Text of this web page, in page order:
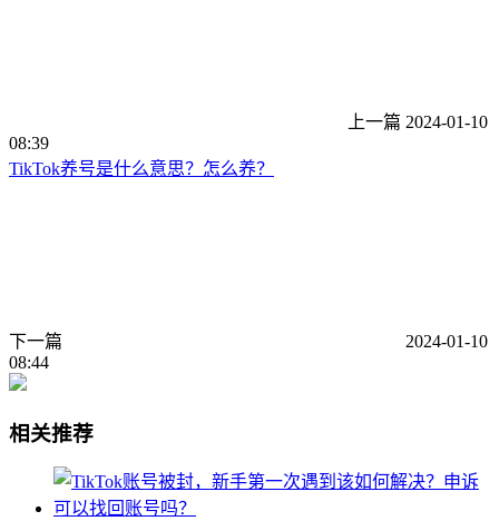
上一篇 2024-01-10
08:39
TikTok养号是什么意思？怎么养？
下一篇
2024-01-10
08:44
相关推荐